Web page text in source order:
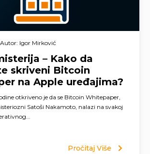
Autor: Igor Mirković
– Kako da
skriveni Bitcoin
na Apple uređajima?
otkriveno je da se Bitcoin Whitepaper,
Satoši Nakamoto, nalazi na svakoj
Pročitaj Više